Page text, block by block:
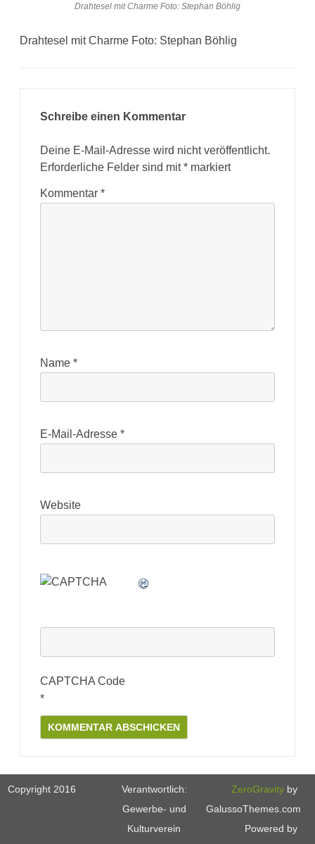
Drahtesel mit Charme Foto: Stephan Böhlig
Drahtesel mit Charme Foto: Stephan Böhlig
Schreibe einen Kommentar
Deine E-Mail-Adresse wird nicht veröffentlicht.
Erforderliche Felder sind mit* markiert
Kommentar *
Name *
E-Mail-Adresse *
Website
CAPTCHA Code
*
Copyright 2016
Verantwortlich:
Gewerbe- und
Kulturverein
ZeroGravityby
GalussoThemes.com
Powered by